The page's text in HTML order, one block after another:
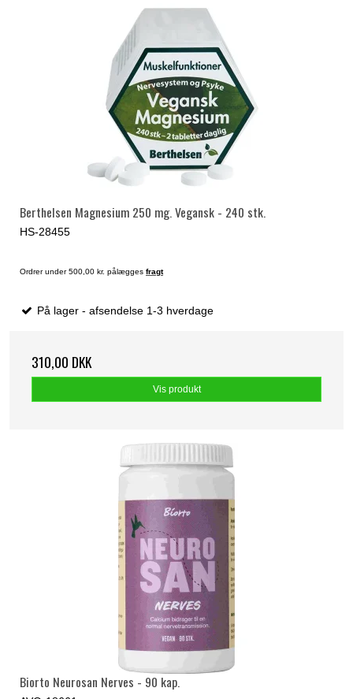
Berthelsen Magnesium 250 mg. Vegansk - 240 stk.
HS-28455
Ordrer under 500,00 kr. pålægges fragt
På lager - afsendelse 1-3 hverdage
310,00 DKK
Vis produkt
Biorto Neurosan Nerves - 90 kap.